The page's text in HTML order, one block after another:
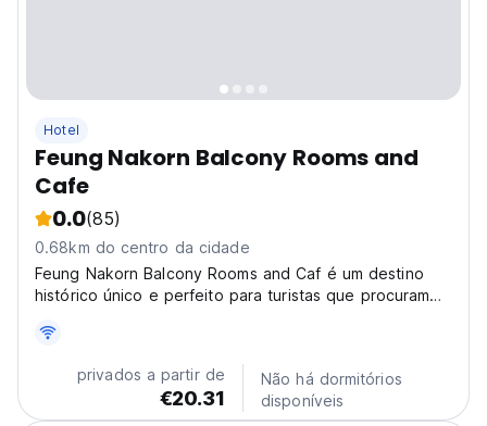
Hotel
Feung Nakorn Balcony Rooms and
Cafe
0.0(85)
0.68km do centro da cidade
Feung Nakorn Balcony Rooms and Caf é um destino
histórico único e perfeito para turistas que procuram
privados a partir de
€20.31
Não há dormitórios
disponíveis